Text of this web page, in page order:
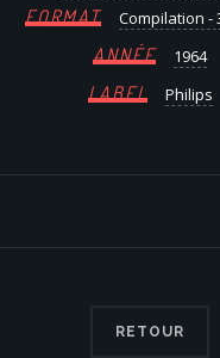
FORMAT Compilation -
ANNÉE 1964
LABEL Philips
RETOUR